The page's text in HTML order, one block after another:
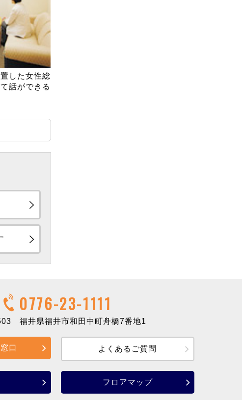
した女性総
話ができる
0776-23-1111
福井県福井市和田中町舟橋7番地1
口 よくあるご質問
フロアマップ